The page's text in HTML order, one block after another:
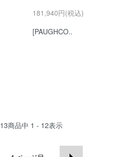
181,940円(税込)
[PAUGHCO..
13商品中 1 - 12表示